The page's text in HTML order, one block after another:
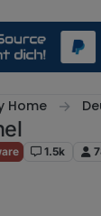
Home
1.5k